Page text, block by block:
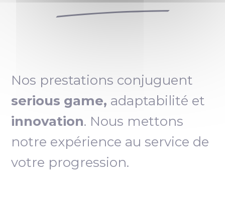
Nos prestations conjuguent
serious game, adaptabilité et
innovation. Nous mettons
notre expérience au service de
votre progression.